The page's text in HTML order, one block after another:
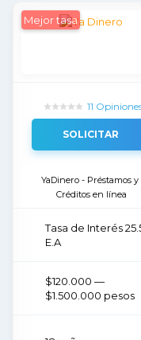
Mejor tasa
11
SOLICITAR
YaDinero - Préstamos y
Créditos en línea
Tasa de Interés
E.A
$120.000 —
$1.500.000 pesos